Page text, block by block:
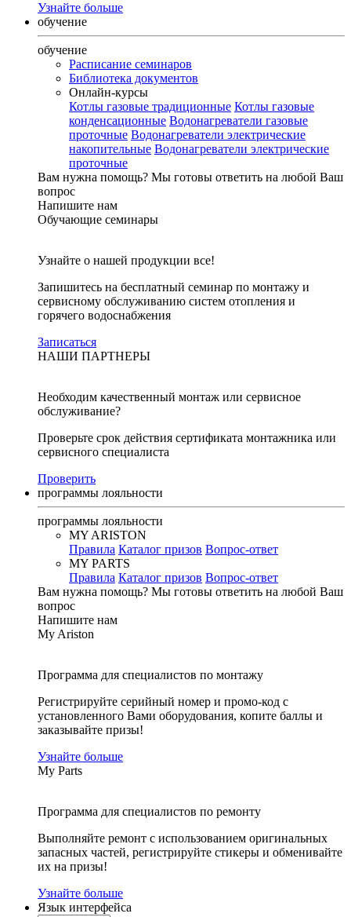
Узнайте больше
обучение
обучение
Расписание семинаров
Библиотека документов
Онлайн-курсы
Котлы газовые традиционные Котлы газовые
конденсационные Водонагреватели газовые
проточные Водонагреватели электрические
накопительные Водонагреватели электрические
проточные
Вам нужна помощь? Мы готовы ответить на любой Ваш
вопрос
Напишите нам
Обучающие семинары
Узнайте о нашей продукции все!
Запишитесь на бесплатный семинар по монтажу и
сервисному обслуживанию систем отопления и
горячего водоснабжения
Записаться
НАШИ ПАРТНЕРЫ
Необходим качественный монтаж или сервисное
обслуживание?
Проверьте срок действия сертификата монтажника или
сервисного специалиста
Проверить
программы лояльности
программы лояльности
MY ARISTON
Правила Каталог призов Вопрос-ответ
MY PARTS
Правила Каталог призов Вопрос-ответ
Вам нужна помощь? Мы готовы ответить на любой Ваш
вопрос
Напишите нам
My Ariston
Программа для специалистов по монтажу
Регистрируйте серийный номер и промо-код с
установленного Вами оборудования, копите баллы и
заказывайте призы!
Узнайте больше
My Parts
Программа для специалистов по ремонту
Выполняйте ремонт с использованием оригинальных
запасных частей, регистрируйте стикеры и обменивайте
их на призы!
Узнайте больше
Язык интерфейса